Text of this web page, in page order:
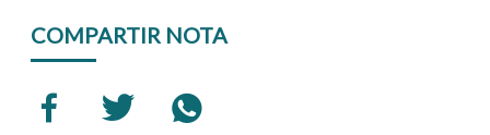
COMPARTIR NOTA